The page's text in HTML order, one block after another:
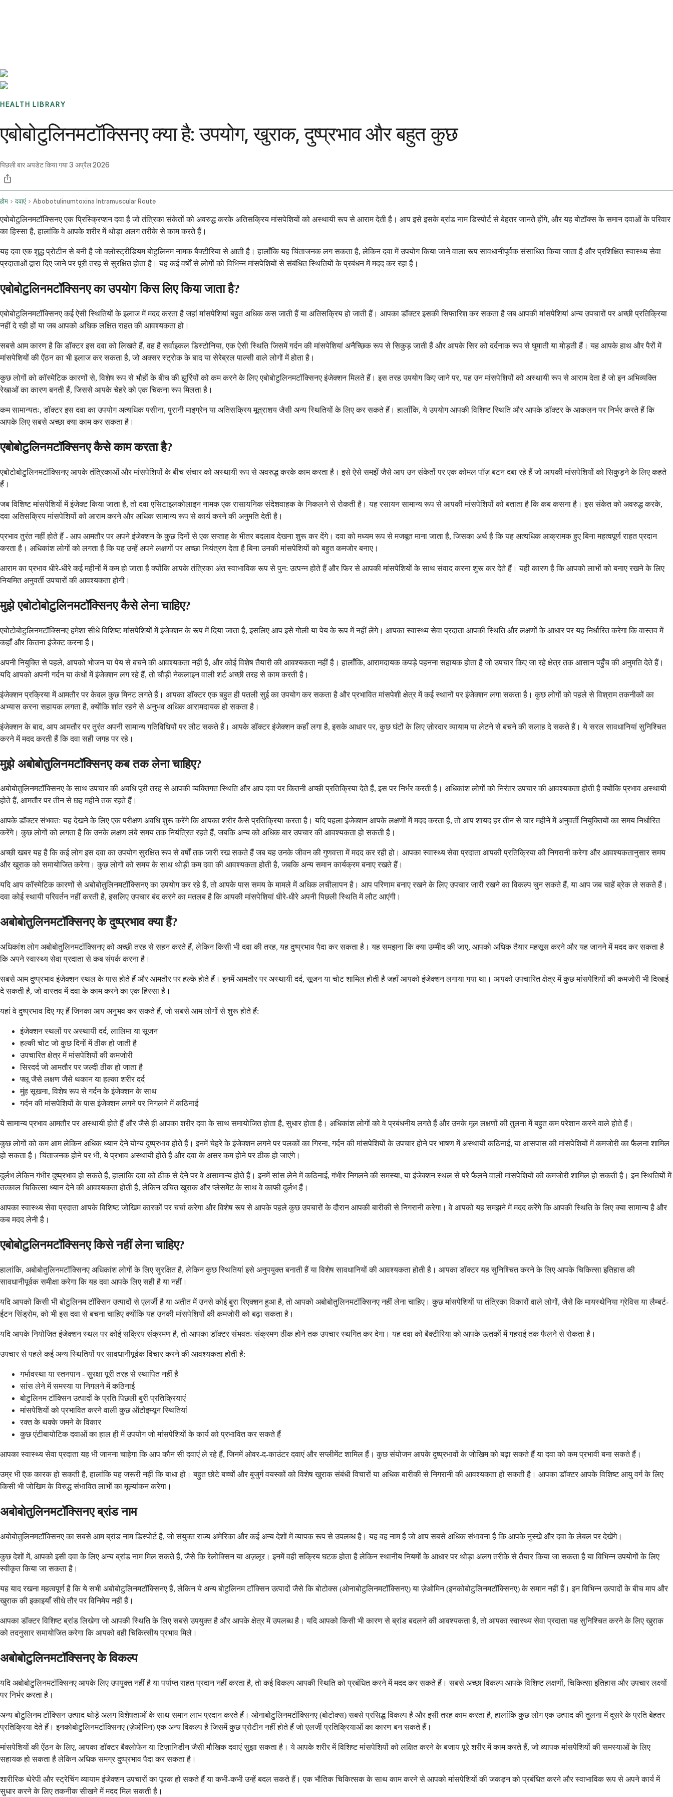
HEALTH LIBRARY
एबोबोटुलिनमटॉक्सिनए क्या है: उपयोग, खुराक, दुष्प्रभाव और बहुत कुछ
पिछली बार अपडेट किया गया3 अप्रैल 2026
होम दवाएं Abobotulinumtoxina Intramuscular Route
एबोबोटुलिनमटॉक्सिनए एक प्रिस्क्रिप्शन दवा है जो तंत्रिका संकेतों को अवरुद्ध करके अतिसक्रिय मांसपेशियों को अस्थायी रूप से आराम देती है। आप इसे इसके ब्रांड नाम डिस्पोर्ट से बेहतर जानते होंगे, और यह बोटॉक्स के समान दवाओं के परिवार
का हिस्सा है, हालांकि वे आपके शरीर में थोड़ा अलग तरीके से काम करते हैं।
यह दवा एक शुद्ध प्रोटीन से बनी है जो क्लोस्ट्रीडियम बोटुलिनम नामक बैक्टीरिया से आती है। हालाँकि यह चिंताजनक लग सकता है, लेकिन दवा में उपयोग किया जाने वाला रूप सावधानीपूर्वक संसाधित किया जाता है और प्रशिक्षित स्वास्थ्य सेवा
प्रदाताओं द्वारा दिए जाने पर पूरी तरह से सुरक्षित होता है। यह कई वर्षों से लोगों को विभिन्न मांसपेशियों से संबंधित स्थितियों के प्रबंधन में मदद कर रहा है।
एबोबोटुलिनमटॉक्सिनए का उपयोग किस लिए किया जाता है?
एबोबोटुलिनमटॉक्सिनए कई ऐसी स्थितियों के इलाज में मदद करता है जहां मांसपेशियां बहुत अधिक कस जाती हैं या अतिसक्रिय हो जाती हैं। आपका डॉक्टर इसकी सिफारिश कर सकता है जब आपकी मांसपेशियां अन्य उपचारों पर अच्छी प्रतिक्रिया
नहीं दे रही हों या जब आपको अधिक लक्षित राहत की आवश्यकता हो।
सबसे आम कारण है कि डॉक्टर इस दवा को लिखते हैं, वह है सर्वाइकल डिस्टोनिया, एक ऐसी स्थिति जिसमें गर्दन की मांसपेशियां अनैच्छिक रूप से सिकुड़ जाती हैं और आपके सिर को दर्दनाक रूप से घुमाती या मोड़ती हैं। यह आपके हाथ और पैरों में
मांसपेशियों की ऐंठन का भी इलाज कर सकता है, जो अक्सर स्ट्रोक के बाद या सेरेब्रल पाल्सी वाले लोगों में होता है।
कुछ लोगों को कॉस्मेटिक कारणों से, विशेष रूप से भौहों के बीच की झुर्रियों को कम करने के लिए एबोबोटुलिनमटॉक्सिनए इंजेक्शन मिलते हैं। इस तरह उपयोग किए जाने पर, यह उन मांसपेशियों को अस्थायी रूप से आराम देता है जो इन अभिव्यक्ति
रेखाओं का कारण बनती हैं, जिससे आपके चेहरे को एक चिकना रूप मिलता है।
कम सामान्यतः, डॉक्टर इस दवा का उपयोग अत्यधिक पसीना, पुरानी माइग्रेन या अतिसक्रिय मूत्राशय जैसी अन्य स्थितियों के लिए कर सकते हैं। हालाँकि, ये उपयोग आपकी विशिष्ट स्थिति और आपके डॉक्टर के आकलन पर निर्भर करते हैं कि
आपके लिए सबसे अच्छा क्या काम कर सकता है।
एबोबोटुलिनमटॉक्सिनए कैसे काम करता है?
एबोटोबोटुलिनमटॉक्सिनए आपके तंत्रिकाओं और मांसपेशियों के बीच संचार को अस्थायी रूप से अवरुद्ध करके काम करता है। इसे ऐसे समझें जैसे आप उन संकेतों पर एक कोमल पॉज़ बटन दबा रहे हैं जो आपकी मांसपेशियों को सिकुड़ने के लिए कहते
हैं।
जब विशिष्ट मांसपेशियों में इंजेक्ट किया जाता है, तो दवा एसिटाइलकोलाइन नामक एक रासायनिक संदेशवाहक के निकलने से रोकती है। यह रसायन सामान्य रूप से आपकी मांसपेशियों को बताता है कि कब कसना है। इस संकेत को अवरुद्ध करके,
दवा अतिसक्रिय मांसपेशियों को आराम करने और अधिक सामान्य रूप से कार्य करने की अनुमति देती है।
प्रभाव तुरंत नहीं होते हैं - आप आमतौर पर अपने इंजेक्शन के कुछ दिनों से एक सप्ताह के भीतर बदलाव देखना शुरू कर देंगे। दवा को मध्यम रूप से मजबूत माना जाता है, जिसका अर्थ है कि यह अत्यधिक आक्रामक हुए बिना महत्वपूर्ण राहत प्रदान
करता है। अधिकांश लोगों को लगता है कि यह उन्हें अपने लक्षणों पर अच्छा नियंत्रण देता है बिना उनकी मांसपेशियों को बहुत कमजोर बनाए।
आराम का प्रभाव धीरे-धीरे कई महीनों में कम हो जाता है क्योंकि आपके तंत्रिका अंत स्वाभाविक रूप से पुन: उत्पन्न होते हैं और फिर से आपकी मांसपेशियों के साथ संवाद करना शुरू कर देते हैं। यही कारण है कि आपको लाभों को बनाए रखने के लिए
नियमित अनुवर्ती उपचारों की आवश्यकता होगी।
मुझे एबोटोबोटुलिनमटॉक्सिनए कैसे लेना चाहिए?
एबोटोबोटुलिनमटॉक्सिनए हमेशा सीधे विशिष्ट मांसपेशियों में इंजेक्शन के रूप में दिया जाता है, इसलिए आप इसे गोली या पेय के रूप में नहीं लेंगे। आपका स्वास्थ्य सेवा प्रदाता आपकी स्थिति और लक्षणों के आधार पर यह निर्धारित करेगा कि वास्तव में
कहाँ और कितना इंजेक्ट करना है।
अपनी नियुक्ति से पहले, आपको भोजन या पेय से बचने की आवश्यकता नहीं है, और कोई विशेष तैयारी की आवश्यकता नहीं है। हालाँकि, आरामदायक कपड़े पहनना सहायक होता है जो उपचार किए जा रहे क्षेत्र तक आसान पहुँच की अनुमति देते हैं।
यदि आपको अपनी गर्दन या कंधों में इंजेक्शन लग रहे हैं, तो चौड़ी नेकलाइन वाली शर्ट अच्छी तरह से काम करती है।
इंजेक्शन प्रक्रिया में आमतौर पर केवल कुछ मिनट लगते हैं। आपका डॉक्टर एक बहुत ही पतली सुई का उपयोग कर सकता है और प्रभावित मांसपेशी क्षेत्र में कई स्थानों पर इंजेक्शन लगा सकता है। कुछ लोगों को पहले से विश्राम तकनीकों का
अभ्यास करना सहायक लगता है, क्योंकि शांत रहने से अनुभव अधिक आरामदायक हो सकता है।
इंजेक्शन के बाद, आप आमतौर पर तुरंत अपनी सामान्य गतिविधियों पर लौट सकते हैं। आपके डॉक्टर इंजेक्शन कहाँ लगा है, इसके आधार पर, कुछ घंटों के लिए ज़ोरदार व्यायाम या लेटने से बचने की सलाह दे सकते हैं। ये सरल सावधानियां सुनिश्चित
करने में मदद करती हैं कि दवा सही जगह पर रहे।
मुझे अबोबोतुलिनमटॉक्सिनए कब तक लेना चाहिए?
अबोबोतुलिनमटॉक्सिनए के साथ उपचार की अवधि पूरी तरह से आपकी व्यक्तिगत स्थिति और आप दवा पर कितनी अच्छी प्रतिक्रिया देते हैं, इस पर निर्भर करती है। अधिकांश लोगों को निरंतर उपचार की आवश्यकता होती है क्योंकि प्रभाव अस्थायी
होते हैं, आमतौर पर तीन से छह महीने तक रहते हैं।
आपके डॉक्टर संभवतः यह देखने के लिए एक परीक्षण अवधि शुरू करेंगे कि आपका शरीर कैसे प्रतिक्रिया करता है। यदि पहला इंजेक्शन आपके लक्षणों में मदद करता है, तो आप शायद हर तीन से चार महीने में अनुवर्ती नियुक्तियों का समय निर्धारित
करेंगे। कुछ लोगों को लगता है कि उनके लक्षण लंबे समय तक नियंत्रित रहते हैं, जबकि अन्य को अधिक बार उपचार की आवश्यकता हो सकती है।
अच्छी खबर यह है कि कई लोग इस दवा का उपयोग सुरक्षित रूप से वर्षों तक जारी रख सकते हैं जब यह उनके जीवन की गुणवत्ता में मदद कर रही हो। आपका स्वास्थ्य सेवा प्रदाता आपकी प्रतिक्रिया की निगरानी करेगा और आवश्यकतानुसार समय
और खुराक को समायोजित करेगा। कुछ लोगों को समय के साथ थोड़ी कम दवा की आवश्यकता होती है, जबकि अन्य समान कार्यक्रम बनाए रखते हैं।
यदि आप कॉस्मेटिक कारणों से अबोबोतुलिनमटॉक्सिनए का उपयोग कर रहे हैं, तो आपके पास समय के मामले में अधिक लचीलापन है। आप परिणाम बनाए रखने के लिए उपचार जारी रखने का विकल्प चुन सकते हैं, या आप जब चाहें ब्रेक ले सकते हैं।
दवा कोई स्थायी परिवर्तन नहीं करती है, इसलिए उपचार बंद करने का मतलब है कि आपकी मांसपेशियां धीरे-धीरे अपनी पिछली स्थिति में लौट आएंगी।
अबोबोतुलिनमटॉक्सिनए के दुष्प्रभाव क्या हैं?
अधिकांश लोग अबोबोतुलिनमटॉक्सिनए को अच्छी तरह से सहन करते हैं, लेकिन किसी भी दवा की तरह, यह दुष्प्रभाव पैदा कर सकता है। यह समझना कि क्या उम्मीद की जाए, आपको अधिक तैयार महसूस करने और यह जानने में मदद कर सकता है
कि अपने स्वास्थ्य सेवा प्रदाता से कब संपर्क करना है।
सबसे आम दुष्प्रभाव इंजेक्शन स्थल के पास होते हैं और आमतौर पर हल्के होते हैं। इनमें आमतौर पर अस्थायी दर्द, सूजन या चोट शामिल होती है जहाँ आपको इंजेक्शन लगाया गया था। आपको उपचारित क्षेत्र में कुछ मांसपेशियों की कमजोरी भी दिखाई
दे सकती है, जो वास्तव में दवा के काम करने का एक हिस्सा है।
यहां वे दुष्प्रभाव दिए गए हैं जिनका आप अनुभव कर सकते हैं, जो सबसे आम लोगों से शुरू होते हैं:
इंजेक्शन स्थलों पर अस्थायी दर्द, लालिमा या सूजन
हल्की चोट जो कुछ दिनों में ठीक हो जाती है
उपचारित क्षेत्र में मांसपेशियों की कमजोरी
सिरदर्द जो आमतौर पर जल्दी ठीक हो जाता है
फ्लू जैसे लक्षण जैसे थकान या हल्का शरीर दर्द
मुंह सूखना, विशेष रूप से गर्दन के इंजेक्शन के साथ
गर्दन की मांसपेशियों के पास इंजेक्शन लगने पर निगलने में कठिनाई
ये सामान्य प्रभाव आमतौर पर अस्थायी होते हैं और जैसे ही आपका शरीर दवा के साथ समायोजित होता है, सुधार होता है। अधिकांश लोगों को वे प्रबंधनीय लगते हैं और उनके मूल लक्षणों की तुलना में बहुत कम परेशान करने वाले होते हैं।
कुछ लोगों को कम आम लेकिन अधिक ध्यान देने योग्य दुष्प्रभाव होते हैं। इनमें चेहरे के इंजेक्शन लगने पर पलकों का गिरना, गर्दन की मांसपेशियों के उपचार होने पर भाषण में अस्थायी कठिनाई, या आसपास की मांसपेशियों में कमजोरी का फैलना शामिल
हो सकता है। चिंताजनक होने पर भी, ये प्रभाव अस्थायी होते हैं और दवा के असर कम होने पर ठीक हो जाएंगे।
दुर्लभ लेकिन गंभीर दुष्प्रभाव हो सकते हैं, हालांकि दवा को ठीक से देने पर वे असामान्य होते हैं। इनमें सांस लेने में कठिनाई, गंभीर निगलने की समस्या, या इंजेक्शन स्थल से परे फैलने वाली मांसपेशियों की कमजोरी शामिल हो सकती है। इन स्थितियों में
तत्काल चिकित्सा ध्यान देने की आवश्यकता होती है, लेकिन उचित खुराक और प्लेसमेंट के साथ वे काफी दुर्लभ हैं।
आपका स्वास्थ्य सेवा प्रदाता आपके विशिष्ट जोखिम कारकों पर चर्चा करेगा और विशेष रूप से आपके पहले कुछ उपचारों के दौरान आपकी बारीकी से निगरानी करेगा। वे आपको यह समझने में मदद करेंगे कि आपकी स्थिति के लिए क्या सामान्य है और
कब मदद लेनी है।
एबोबोटुलिनमटॉक्सिनए किसे नहीं लेना चाहिए?
हालांकि, अबोबोतुलिनमटॉक्सिनए अधिकांश लोगों के लिए सुरक्षित है, लेकिन कुछ स्थितियां इसे अनुपयुक्त बनाती हैं या विशेष सावधानियों की आवश्यकता होती है। आपका डॉक्टर यह सुनिश्चित करने के लिए आपके चिकित्सा इतिहास की
सावधानीपूर्वक समीक्षा करेगा कि यह दवा आपके लिए सही है या नहीं।
यदि आपको किसी भी बोटुलिनम टॉक्सिन उत्पादों से एलर्जी है या अतीत में उनसे कोई बुरा रिएक्शन हुआ है, तो आपको अबोबोतुलिनमटॉक्सिनए नहीं लेना चाहिए। कुछ मांसपेशियों या तंत्रिका विकारों वाले लोगों, जैसे कि मायस्थेनिया ग्रेविस या लैम्बर्ट-
ईटन सिंड्रोम, को भी इस दवा से बचना चाहिए क्योंकि यह उनकी मांसपेशियों की कमजोरी को बढ़ा सकता है।
यदि आपके नियोजित इंजेक्शन स्थल पर कोई सक्रिय संक्रमण है, तो आपका डॉक्टर संभवतः संक्रमण ठीक होने तक उपचार स्थगित कर देगा। यह दवा को बैक्टीरिया को आपके ऊतकों में गहराई तक फैलने से रोकता है।
उपचार से पहले कई अन्य स्थितियों पर सावधानीपूर्वक विचार करने की आवश्यकता होती है:
गर्भावस्था या स्तनपान - सुरक्षा पूरी तरह से स्थापित नहीं है
सांस लेने में समस्या या निगलने में कठिनाई
बोटुलिनम टॉक्सिन उत्पादों के प्रति पिछली बुरी प्रतिक्रियाएं
मांसपेशियों को प्रभावित करने वाली कुछ ऑटोइम्यून स्थितियां
रक्त के थक्के जमने के विकार
कुछ एंटीबायोटिक दवाओं का हाल ही में उपयोग जो मांसपेशियों के कार्य को प्रभावित कर सकते हैं
आपका स्वास्थ्य सेवा प्रदाता यह भी जानना चाहेगा कि आप कौन सी दवाएं ले रहे हैं, जिनमें ओवर-द-काउंटर दवाएं और सप्लीमेंट शामिल हैं। कुछ संयोजन आपके दुष्प्रभावों के जोखिम को बढ़ा सकते हैं या दवा को कम प्रभावी बना सकते हैं।
उम्र भी एक कारक हो सकती है, हालांकि यह जरूरी नहीं कि बाधा हो। बहुत छोटे बच्चों और बुजुर्ग वयस्कों को विशेष खुराक संबंधी विचारों या अधिक बारीकी से निगरानी की आवश्यकता हो सकती है। आपका डॉक्टर आपके विशिष्ट आयु वर्ग के लिए
किसी भी जोखिम के विरुद्ध संभावित लाभों का मूल्यांकन करेगा।
अबोबोतुलिनमटॉक्सिनए ब्रांड नाम
अबोबोतुलिनमटॉक्सिनए का सबसे आम ब्रांड नाम डिस्पोर्ट है, जो संयुक्त राज्य अमेरिका और कई अन्य देशों में व्यापक रूप से उपलब्ध है। यह वह नाम है जो आप सबसे अधिक संभावना है कि आपके नुस्खे और दवा के लेबल पर देखेंगे।
कुछ देशों में, आपको इसी दवा के लिए अन्य ब्रांड नाम मिल सकते हैं, जैसे कि रेलोक्सिन या अज़लूर। इनमें वही सक्रिय घटक होता है लेकिन स्थानीय नियमों के आधार पर थोड़ा अलग तरीके से तैयार किया जा सकता है या विभिन्न उपयोगों के लिए
स्वीकृत किया जा सकता है।
यह याद रखना महत्वपूर्ण है कि ये सभी अबोबोटुलिनमटॉक्सिनए हैं, लेकिन ये अन्य बोटुलिनम टॉक्सिन उत्पादों जैसे कि बोटोक्स (ओनाबोटुलिनमटॉक्सिनए) या ज़ेओमिन (इनकोबोटुलिनमटॉक्सिनए) के समान नहीं हैं। इन विभिन्न उत्पादों के बीच माप और
खुराक की इकाइयाँ सीधे तौर पर विनिमेय नहीं हैं।
आपका डॉक्टर विशिष्ट ब्रांड लिखेगा जो आपकी स्थिति के लिए सबसे उपयुक्त है और आपके क्षेत्र में उपलब्ध है। यदि आपको किसी भी कारण से ब्रांड बदलने की आवश्यकता है, तो आपका स्वास्थ्य सेवा प्रदाता यह सुनिश्चित करने के लिए खुराक
को तदनुसार समायोजित करेगा कि आपको वही चिकित्सीय प्रभाव मिले।
अबोबोटुलिनमटॉक्सिनए के विकल्प
यदि अबोबोटुलिनमटॉक्सिनए आपके लिए उपयुक्त नहीं है या पर्याप्त राहत प्रदान नहीं करता है, तो कई विकल्प आपकी स्थिति को प्रबंधित करने में मदद कर सकते हैं। सबसे अच्छा विकल्प आपके विशिष्ट लक्षणों, चिकित्सा इतिहास और उपचार लक्ष्यों
पर निर्भर करता है।
अन्य बोटुलिनम टॉक्सिन उत्पाद थोड़े अलग विशेषताओं के साथ समान लाभ प्रदान करते हैं। ओनाबोटुलिनमटॉक्सिनए (बोटोक्स) सबसे प्रसिद्ध विकल्प है और इसी तरह काम करता है, हालांकि कुछ लोग एक उत्पाद की तुलना में दूसरे के प्रति बेहतर
प्रतिक्रिया देते हैं। इनकोबोटुलिनमटॉक्सिनए (ज़ेओमिन) एक अन्य विकल्प है जिसमें कुछ प्रोटीन नहीं होते हैं जो एलर्जी प्रतिक्रियाओं का कारण बन सकते हैं।
मांसपेशियों की ऐंठन के लिए, आपका डॉक्टर बैक्लोफेन या टिज़ानिडीन जैसी मौखिक दवाएं सुझा सकता है। ये आपके शरीर में विशिष्ट मांसपेशियों को लक्षित करने के बजाय पूरे शरीर में काम करते हैं, जो व्यापक मांसपेशियों की समस्याओं के लिए
सहायक हो सकता है लेकिन अधिक समग्र दुष्प्रभाव पैदा कर सकता है।
शारीरिक थेरेपी और स्ट्रेचिंग व्यायाम इंजेक्शन उपचारों का पूरक हो सकते हैं या कभी-कभी उन्हें बदल सकते हैं। एक भौतिक चिकित्सक के साथ काम करने से आपको मांसपेशियों की जकड़न को प्रबंधित करने और स्वाभाविक रूप से अपने कार्य में
सुधार करने के लिए तकनीक सीखने में मदद मिल सकती है।